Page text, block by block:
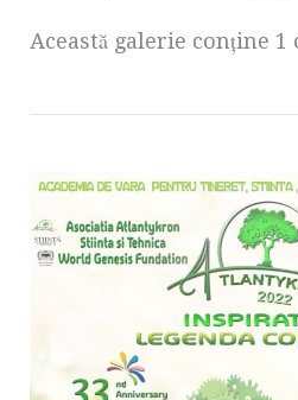
Această galerie conţine 1